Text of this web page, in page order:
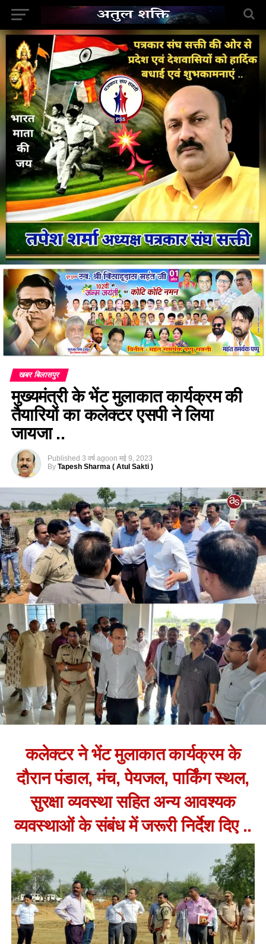
खबर बिलासपुर
मुख्यमंत्री के भेंट मुलाकात कार्यक्रम की
तैयारियों का कलेक्टर एसपी ने लिया
जायजा ..
Published 3 वर्ष agoon मई 9, 2023
By Tapesh Sharma ( Atul Sakti )
कलेक्टर ने भेंट मुलाकात कार्यक्रम के
दौरान पंडाल, मंच, पेयजल, पार्किंग स्थल,
सुरक्षा व्यवस्था सहित अन्य आवश्यक
व्यवस्थाओं के संबंध में जरूरी निर्देश दिए ..